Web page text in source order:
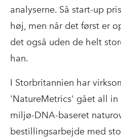
analyserne. Så start-up
høj, men når det først er
det også uden de helt
han.
I Storbritannien har
'NatureMetrics' gået all
miljø-DNA-baseret
bestillingsarbejde med